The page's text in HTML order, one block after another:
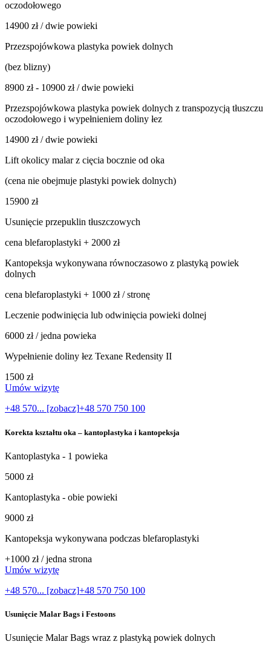
oczodołowego
14900 zł / dwie powieki
Przezspojówkowa plastyka powiek dolnych
(bez blizny)
8900 zł - 10900 zł / dwie powieki
Przezspojówkowa plastyka powiek dolnych z transpozycją tłuszczu
oczodołowego i wypełnieniem doliny łez
14900 zł / dwie powieki
Lift okolicy malar z cięcia bocznie od oka
(cena nie obejmuje plastyki powiek dolnych)
15900 zł
Usunięcie przepuklin tłuszczowych
cena blefaroplastyki + 2000 zł
Kantopeksja wykonywana równoczasowo z plastyką powiek
dolnych
cena blefaroplastyki + 1000 zł / stronę
Leczenie podwinięcia lub odwinięcia powieki dolnej
6000 zł / jedna powieka
Wypełnienie doliny łez Texane Redensity II
1500 zł
Umów wizytę
+48 570... [zobacz]+48 570 750 100
Korekta kształtu oka – kantoplastyka i kantopeksja
Kantoplastyka - 1 powieka
5000 zł
Kantoplastyka - obie powieki
9000 zł
Kantopeksja wykonywana podczas blefaroplastyki
+1000 zł / jedna strona
Umów wizytę
+48 570... [zobacz]+48 570 750 100
Usunięcie Malar Bags i Festoons
Usunięcie Malar Bags wraz z plastyką powiek dolnych